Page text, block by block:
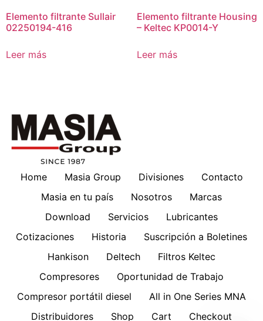
Elemento filtrante Sullair
02250194-416
Leer más
Elemento filtrante Housing
– Keltec KP0014-Y
Leer más
Home Masia Group Divisiones
Contacto
Masia en tu país
Nosotros
Marcas
Download
Servicios
Lubricantes
Cotizaciones
Historia
Suscripción a Boletines
Hankison
Deltech
Filtros Keltec
Compresores
Oportunidad de Trabajo
Compresor portátil diesel
All in One Series MNA
Distribuidores
Shop Cart Checkout